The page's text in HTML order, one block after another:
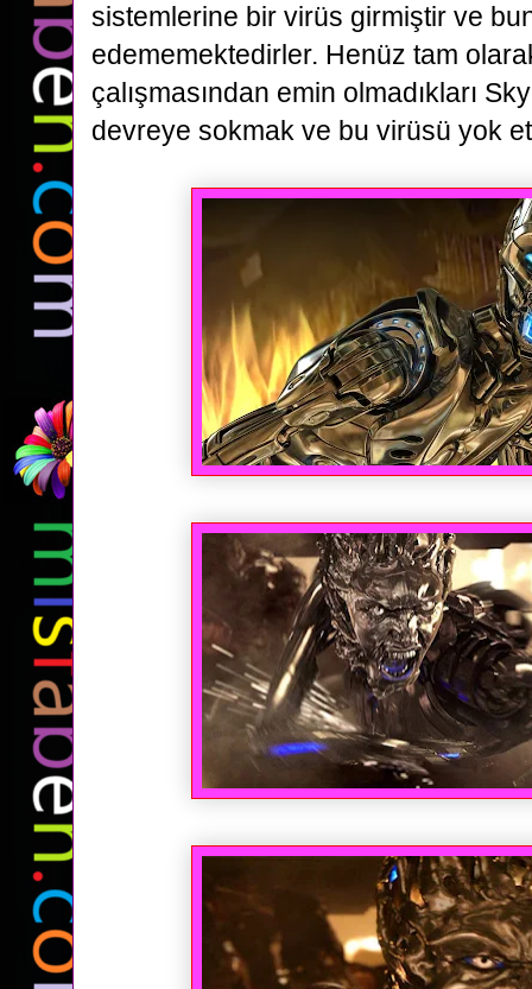
sistemlerine bir virüs girmiştir ve
edememektedirler. Henüz tam
çalışmasından emin olmadıkları
devreye sokmak ve bu virüsü yok